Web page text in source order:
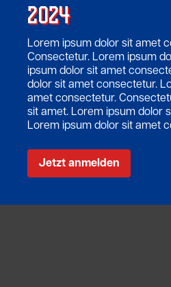
2024
Lorem ipsum dolor sit amet
Consectetur. Lorem ipsum
ipsum dolor sit amet
dolor sit amet consectetur.
amet consectetur.
sit amet. Lorem ipsum dolor
Lorem ipsum dolor sit amet
Jetzt anmelden